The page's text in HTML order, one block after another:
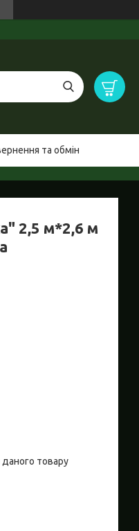
та обмін
2,5 м*2,6 м
товару